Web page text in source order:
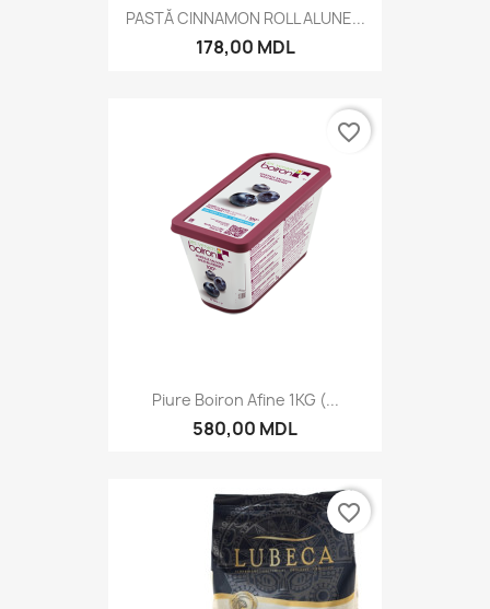
PASTĂ CINNAMON ROLL ALUNE...
178,00 MDL
Piure Boiron Afine 1KG (...
580,00 MDL
favorite_border
favorite_border